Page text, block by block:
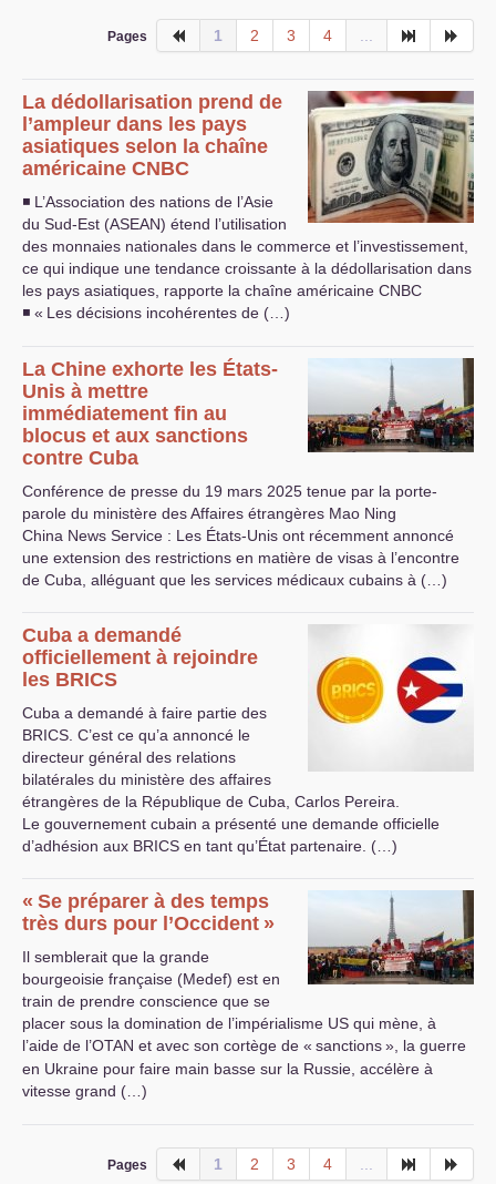
Pages 1 2 3 4
La dédollarisation prend de
l’ampleur dans les pays
asiatiques selon la chaîne
américaine CNBC
◾ L’Association des nations de l’Asie
du Sud-Est (ASEAN) étend l’utilisation
des monnaies nationales dans le commerce et l’investissement,
ce qui indique une tendance croissante à la dédollarisation dans
les pays asiatiques, rapporte la chaîne américaine CNBC
◾ « Les décisions incohérentes de (…)
La Chine exhorte les États-
Unis à mettre
immédiatement fin au
blocus et aux sanctions
contre Cuba
Conférence de presse du 19 mars 2025 tenue par la porte-
parole du ministère des Affaires étrangères Mao Ning
China News Service : Les États-Unis ont récemment annoncé
une extension des restrictions en matière de visas à l’encontre
de Cuba, alléguant que les services médicaux cubains à (…)
Cuba a demandé
officiellement à rejoindre
les BRICS
Cuba a demandé à faire partie des
BRICS . C’est ce qu’a annoncé le
directeur général des relations
bilatérales du ministère des affaires
étrangères de la République de Cuba, Carlos Pereira.
Le gouvernement cubain a présenté une demande officielle
d’adhésion aux BRICS en tant qu’État partenaire. (…)
« Se préparer à des temps
très durs pour l’Occident »
Il semblerait que la grande
bourgeoisie française (Medef) est en
train de prendre conscience que se
placer sous la domination de l’impérialisme US qui mène, à
l’aide de l’OTAN et avec son cortège de « sanctions», la guerre
en Ukraine pour faire main basse sur la Russie, accélère à
vitesse grand (…)
Pages 1 2 3 4